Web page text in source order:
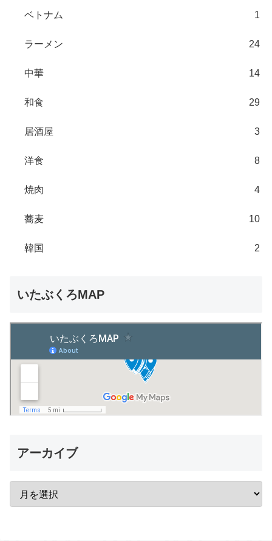
ベトナム 1
ラーメン 24
中華 14
和食 29
居酒屋 3
洋食 8
焼肉 4
蕎麦 10
韓国 2
いたぶくろMAP
アーカイブ